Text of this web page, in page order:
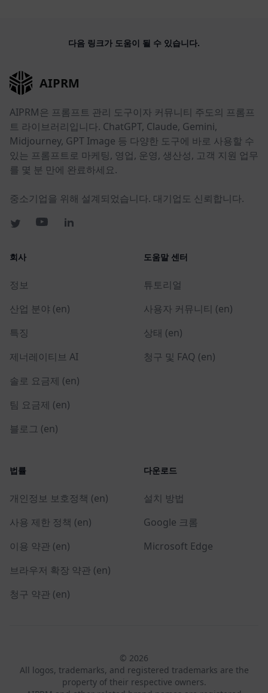
다음 링크가 도움이 될 수 있습니다.
AIPRM
AIPRM은 프롬프트 관리 도구이자 커뮤니티 주도의 프롬프
트 라이브러리입니다. ChatGPT, Claude, Gemini,
Midjourney, GPT Image 등 다양한 도구에 바로 사용할 수
있는 프롬프트로 마케팅, 영업, 운영, 생산성, 고객 지원 업무
를 몇 분 만에 완료하세요.
중소기업을 위해 설계되었습니다. 대기업도 신뢰합니다.
회사
정보
산업 분야 (en)
특징
제너레이티브 AI
솔로 요금제 (en)
팀 요금제 (en)
블로그 (en)
도움말 센터
튜토리얼
사용자 커뮤니티 (en)
상태 (en)
청구 및 FAQ (en)
법률
개인정보 보호정책 (en)
사용 제한 정책 (en)
이용 약관 (en)
브라우저 확장 약관 (en)
청구 약관 (en)
다운로드
설치 방법
Google 크롬
Microsoft Edge
© 2026
All logos, trademarks, and registered trademarks are the
property of their respective owners.